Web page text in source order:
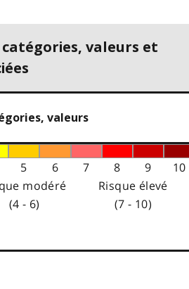
valeurs et
valeurs
5 6 7 8 9
10
modéré
(4 - 6)
Risque élevé
(7 - 10)